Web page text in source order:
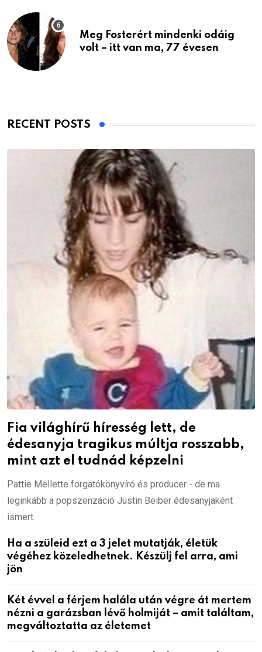
Meg Fosterért mindenki odáig
volt – itt van ma, 77 évesen
RECENT POSTS
Fia világhírű híresség lett, de
édesanyja tragikus múltja rosszabb,
mint azt el tudnád képzelni
Pattie Mellette forgatókönyvíró és producer - de ma
leginkább a popszenzáció Justin Beiber édesanyjaként
ismert.
Ha a szüleid ezt a 3 jelet mutatják, életük
végéhez közeledhetnek. Készülj fel arra, ami
jön
Két évvel a férjem halála után végre át mertem
nézni a garázsban lévő holmiját – amit találtam,
megváltoztatta az életemet